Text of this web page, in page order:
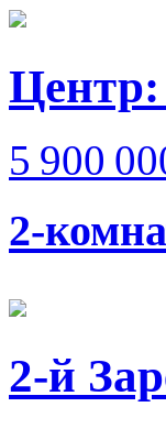
5 900
2-
2-й